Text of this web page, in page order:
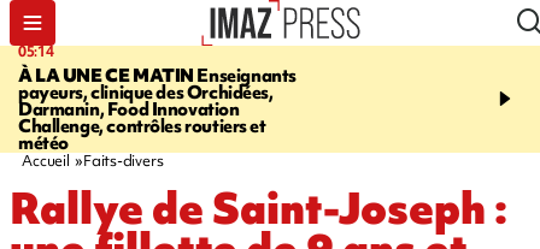
05:14
À LA UNE CE MATIN Enseignants
payeurs, clinique des Orchidées,
Darmanin, Food Innovation
Challenge, contrôles routiers et
météo
07:08
Orchidées pourrait
conséquences pour les
Accueil Faits-divers
Rallye de Saint-Joseph :